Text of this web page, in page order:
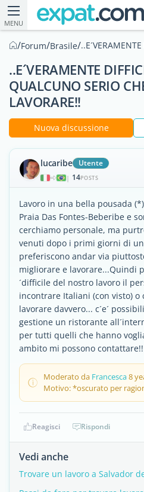
MENU
/Forum/Brasile/
..E´VERAMENTE
QUALCUNO SERIO
LAVORARE!!
Nuova discussione
lucaribe Utente
| 14POSTS
Lavoro in una bella pousada
Praia Das Fontes-Beberibe e
cerchiamo personale, ma
venuti dopo i primi giorni di
preferiscono andar via
migliorare e lavorare...Quindi
´difficile del nostro lavoro il
incontrare Italiani (con visto)
lavorare davvero... c´e´
gestione un ristorante
per tutti quelli che hanno
ambito mi possono contattare!!
Moderato da Francesca8
Motivo: *oscurato per
Reagisci Rispondi
Vedi anche
Trovare un lavoro a Salvador